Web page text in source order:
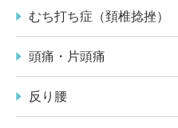
むち打ち症（頚椎捻挫）
頭痛・片頭痛
反り腰